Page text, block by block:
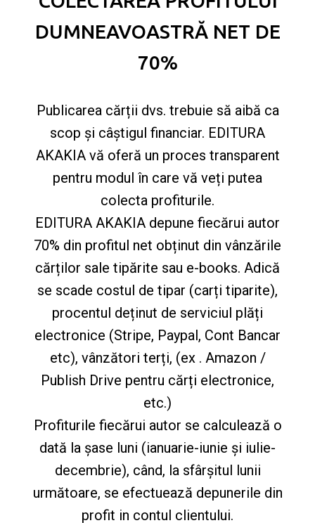
DUMNEAVOASTRĂ NET DE
70%
Publicarea cărții dvs. trebuie să aibă ca
scop și câștigul financiar. EDITURA
AKAKIA vă oferă un proces transparent
pentru modul în care vă veți putea
colecta profiturile.
EDITURA AKAKIA depune fiecărui autor
70% din profitul net obținut din vânzările
cărților sale tipărite sau e-books. Adică
se scade costul de tipar (carți tiparite),
procentul deținut de serviciul plăți
electronice (Stripe, Paypal, Cont Bancar
etc), vânzători terți, (ex . Amazon /
Publish Drive pentru cărți electronice,
etc.)
Profiturile fiecărui autor se calculează o
dată la șase luni (ianuarie-iunie și iulie-
decembrie), când, la sfârșitul lunii
următoare, se efectuează depunerile din
profit in contul clientului.